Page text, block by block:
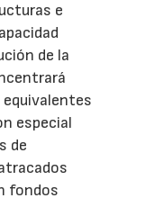
e
de la
especial
de
fondos